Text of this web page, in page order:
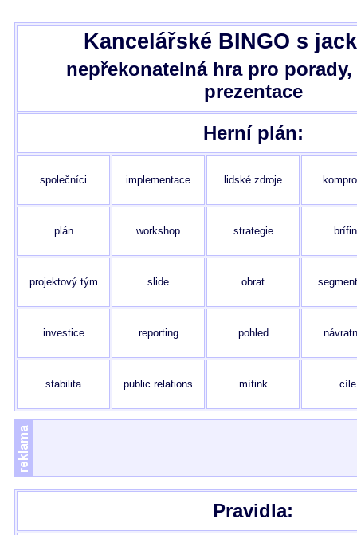
Kancelářské BINGO s
nepřekonatelná hra pro
prezentace
Herní plán:
společníci implementace lidské zdroje
plán workshop strategie
projektový tým slide obrat
investice reporting pohled
stabilita public relations mítink cíle
Pravidla: